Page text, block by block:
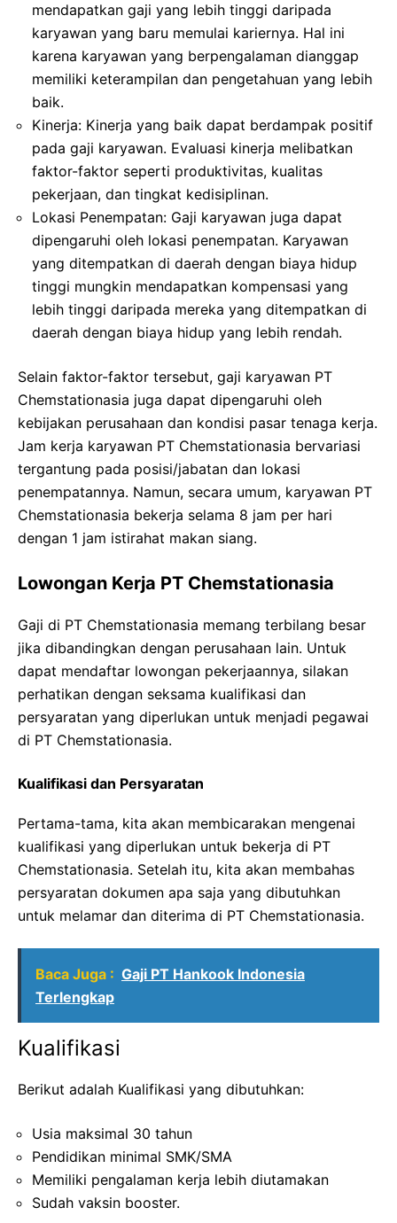
mendapatkan gaji yang lebih tinggi daripada
karyawan yang baru memulai kariernya. Hal ini
karena karyawan yang berpengalaman dianggap
memiliki keterampilan dan pengetahuan yang lebih
baik.
Kinerja: Kinerja yang baik dapat berdampak positif
pada gaji karyawan. Evaluasi kinerja melibatkan
faktor-faktor seperti produktivitas, kualitas
pekerjaan, dan tingkat kedisiplinan.
Lokasi Penempatan: Gaji karyawan juga dapat
dipengaruhi oleh lokasi penempatan. Karyawan
yang ditempatkan di daerah dengan biaya hidup
tinggi mungkin mendapatkan kompensasi yang
lebih tinggi daripada mereka yang ditempatkan di
daerah dengan biaya hidup yang lebih rendah.
Selain faktor-faktor tersebut, gaji karyawan PT
Chemstationasia juga dapat dipengaruhi oleh
kebijakan perusahaan dan kondisi pasar tenaga kerja.
Jam kerja karyawan PT Chemstationasia bervariasi
tergantung pada posisi/jabatan dan lokasi
penempatannya. Namun, secara umum, karyawan PT
Chemstationasia bekerja selama 8 jam per hari
dengan 1 jam istirahat makan siang.
Lowongan Kerja PT Chemstationasia
Gaji di PT Chemstationasia memang terbilang besar
jika dibandingkan dengan perusahaan lain. Untuk
dapat mendaftar lowongan pekerjaannya, silakan
perhatikan dengan seksama kualifikasi dan
persyaratan yang diperlukan untuk menjadi pegawai
di PT Chemstationasia.
Kualifikasi dan Persyaratan
Pertama-tama, kita akan membicarakan mengenai
kualifikasi yang diperlukan untuk bekerja di PT
Chemstationasia. Setelah itu, kita akan membahas
persyaratan dokumen apa saja yang dibutuhkan
untuk melamar dan diterima di PT Chemstationasia.
Baca Juga : Gaji PT Hankook Indonesia
Terlengkap
Kualifikasi
Berikut adalah Kualifikasi yang dibutuhkan:
Usia maksimal 30 tahun
Pendidikan minimal SMK/SMA
Memiliki pengalaman kerja lebih diutamakan
Sudah vaksin booster.